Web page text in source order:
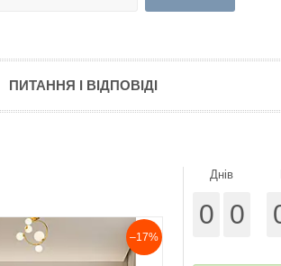
ПИТАННЯ І ВІДПОВІДІ
–17%
Днів
0 0